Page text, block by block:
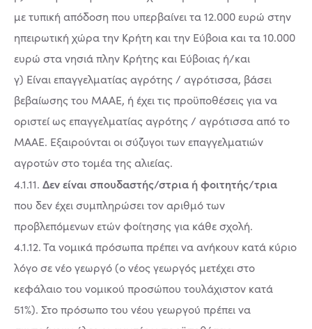
με τυπική απόδοση που υπερβαίνει τα 12.000 ευρώ στην
ηπειρωτική χώρα την Κρήτη και την Εύβοια και τα 10.000
ευρώ στα νησιά πλην Κρήτης και Εύβοιας ή/και
γ) Είναι επαγγελματίας αγρότης / αγρότισσα, βάσει
βεβαίωσης του ΜΑΑΕ, ή έχει τις προϋποθέσεις για να
οριστεί ως επαγγελματίας αγρότης / αγρότισσα από το
ΜΑΑΕ. Εξαιρούνται οι σύζυγοι των επαγγελματιών
αγροτών στο τομέα της αλιείας.
4.1.11. Δεν είναι σπουδαστής/στρια ή φοιτητής/τρια
που δεν έχει συμπληρώσει τον αριθμό των
προβλεπόμενων ετών φοίτησης για κάθε σχολή.
4.1.12. Τα νομικά πρόσωπα πρέπει να ανήκουν κατά κύριο
λόγο σε νέο γεωργό (ο νέος γεωργός μετέχει στο
κεφάλαιο του νομικού προσώπου τουλάχιστον κατά
51%). Στο πρόσωπο του νέου γεωργού πρέπει να